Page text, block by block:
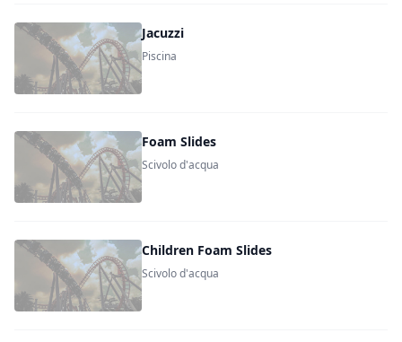
Jacuzzi
Piscina
Foam Slides
Scivolo d'acqua
Children Foam Slides
Scivolo d'acqua